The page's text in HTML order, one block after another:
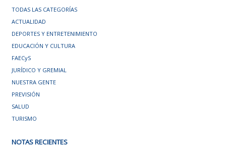
TODAS LAS CATEGORÍAS
ACTUALIDAD
DEPORTES Y ENTRETENIMIENTO
EDUCACIÓN Y CULTURA
FAECyS
JURÍDICO Y GREMIAL
NUESTRA GENTE
PREVISIÓN
SALUD
TURISMO
NOTAS RECIENTES